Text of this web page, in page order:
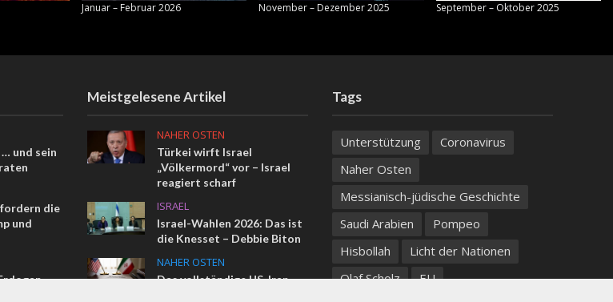
Januar – Februar 2026 November – Dezember 2025 September – Oktober 2025
und sein
die
und
Meistgelesene Artikel
NAHER OSTEN
Türkei wirft Israel
„Völkermord“ vor – Israel
reagiert scharf
ISRAEL
Israel-Wahlen 2026: Das ist
die Knesset – Debbie Biton
NAHER OSTEN
Das vollständige US-Iran-
Tags
Unterstützung
Coronavirus
Naher Osten
Messianisch-jüdische Geschichte
Saudi Arabien
Pompeo
Hisbollah
Licht der Nationen
Olaf Scholz
EU